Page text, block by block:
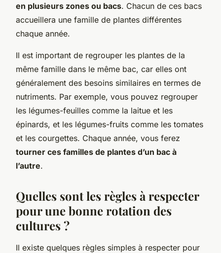
en plusieurs zones ou bacs. Chacun de ces bacs
accueillera une famille de plantes différentes
chaque année.
Il est important de regrouper les plantes de la
même famille dans le même bac, car elles ont
généralement des besoins similaires en termes de
nutriments. Par exemple, vous pouvez regrouper
les légumes-feuilles comme la laitue et les
épinards, et les légumes-fruits comme les tomates
et les courgettes. Chaque année, vous ferez
tourner ces familles de plantes d’un bac à
l’autre.
Quelles sont les règles à respecter
pour une bonne rotation des
cultures ?
Il existe quelques règles simples à respecter pour